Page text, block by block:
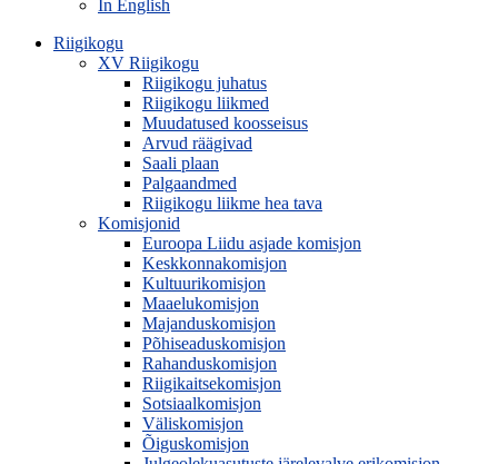
In English
Riigikogu
XV Riigikogu
Riigikogu juhatus
Riigikogu liikmed
Muudatused koosseisus
Arvud räägivad
Saali plaan
Palgaandmed
Riigikogu liikme hea tava
Komisjonid
Euroopa Liidu asjade komisjon
Keskkonnakomisjon
Kultuurikomisjon
Maaelukomisjon
Majanduskomisjon
Põhiseaduskomisjon
Rahanduskomisjon
Riigikaitsekomisjon
Sotsiaalkomisjon
Väliskomisjon
Õiguskomisjon